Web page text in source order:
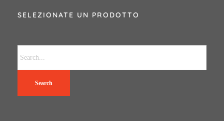
SELEZIONATE UN PRODOTTO
Search